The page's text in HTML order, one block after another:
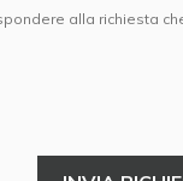
alla richiesta